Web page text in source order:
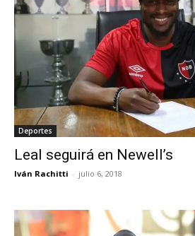
Deportes
Leal seguirá en Newell’s
Iván Rachitti - julio 6, 2018